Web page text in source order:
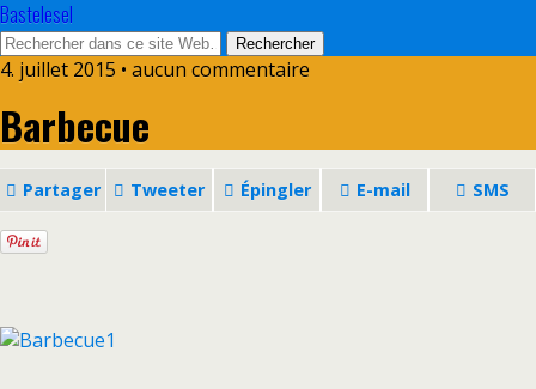
Bastelesel
4. juillet 2015 • aucun commentaire
Barbecue
Partager Tweeter Épingler E-mail SMS